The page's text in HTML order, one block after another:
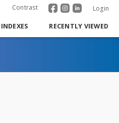
Contrast Login
INDEXES RECENTLY VIEWED